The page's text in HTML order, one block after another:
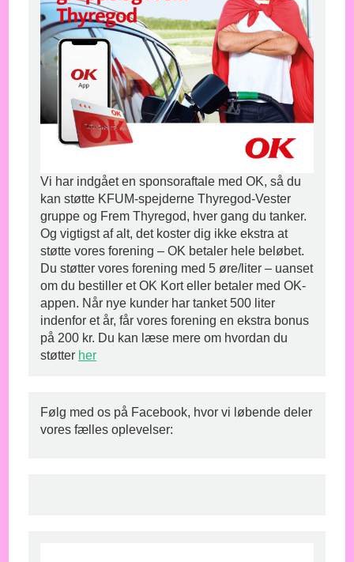
Vi har indgået en sponsoraftale med OK, så du
kan støtte KFUM-spejderne Thyregod-Vester
gruppe og Frem Thyregod, hver gang du tanker.
Og vigtigst af alt, det koster dig ikke ekstra at
støtte vores forening – OK betaler hele beløbet.
Du støtter vores forening med 5 øre/liter – uanset
om du bestiller et OK Kort eller betaler med OK-
appen. Når nye kunder har tanket 500 liter
indenfor et år, får vores forening en ekstra bonus
på 200 kr. Du kan læse mere om hvordan du
støtter her
Følg med os på Facebook, hvor vi løbende deler
vores fælles oplevelser: